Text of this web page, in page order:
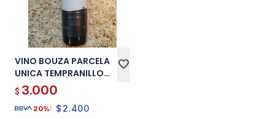
VINO BOUZA PARCELA
UNICA TEMPRANILLO
A18 2018 750 ML
favorite
$ 3.000
20%: $ 2.400